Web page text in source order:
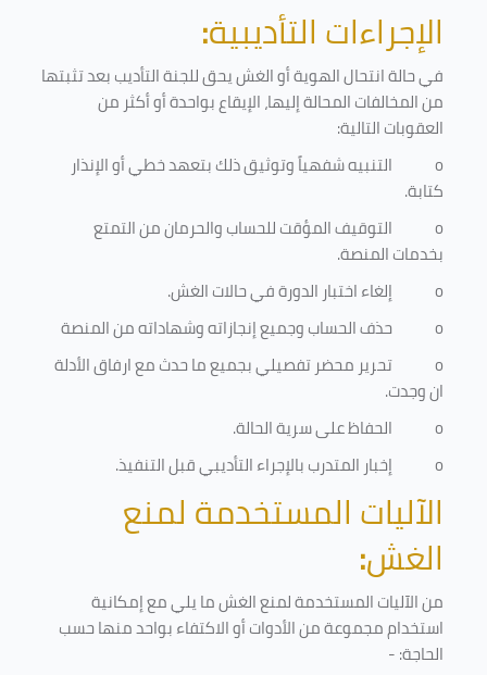
الإجراءات التأديبية:
في حالة انتحال الهوية أو الغش يحق للجنة التأديب بعد تثبتها
من المخالفات المحالة إليها، الإيقاع بواحدة أو أكثر من
العقوبات التالية:
o
التنبيه شفهياً وتوثيق ذلك بتعهد خطي أو الإنذار
كتابة.
o
التوقيف المؤقت للحساب والحرمان من التمتع
بخدمات المنصة.
o
إلغاء اختبار الدورة في حالات الغش.
o
حذف الحساب وجميع إنجازاته وشهاداته من المنصة
o
تحرير محضر تفصيلي بجميع ما حدث مع ارفاق الأدلة
ان وجدت.
o
الحفاظ على سرية الحالة.
o
إخبار المتدرب بالإجراء التأديبي قبل التنفيذ.
الآليات المستخدمة لمنع
الغش:
من الآليات المستخدمة لمنع الغش ما يلي مع إمكانية
استخدام مجموعة من الأدوات أو الاكتفاء بواحد منها حسب
الحاجة: -